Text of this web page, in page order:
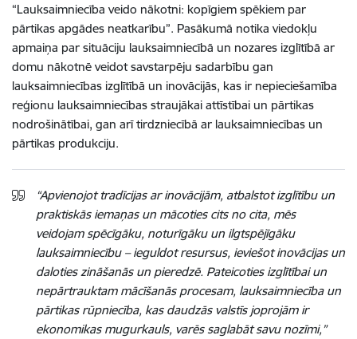
“Lauksaimniecība veido nākotni: kopīgiem spēkiem par
pārtikas apgādes neatkarību”. Pasākumā notika viedokļu
apmaiņa par situāciju lauksaimniecībā un nozares izglītībā ar
domu nākotnē veidot savstarpēju sadarbību gan
lauksaimniecības izglītībā un inovācijās, kas ir nepieciešamība
reģionu lauksaimniecības straujākai attīstībai un pārtikas
nodrošinātībai, gan arī tirdzniecībā ar lauksaimniecības un
pārtikas produkciju.
“Apvienojot tradīcijas ar inovācijām, atbalstot izglītību un
praktiskās iemaņas un mācoties cits no cita, mēs
veidojam spēcīgāku, noturīgāku un ilgtspējīgāku
lauksaimniecību – ieguldot resursus, ieviešot inovācijas un
daloties zināšanās un pieredzē. Pateicoties izglītībai un
nepārtrauktam mācīšanās procesam, lauksaimniecība un
pārtikas rūpniecība, kas daudzās valstīs joprojām ir
ekonomikas mugurkauls, varēs saglabāt savu nozīmi,”